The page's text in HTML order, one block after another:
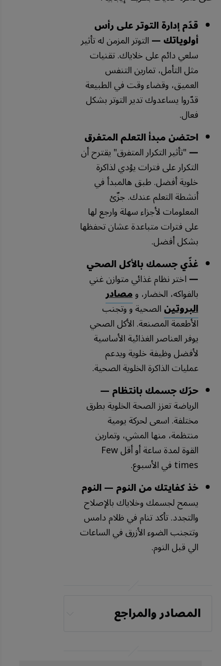
قدّم إدارة التوتر على رأس
أولوياتك —التوتر المزمن له تأثير
سلعي دائم على خلاياك. تقنيات
مثل التأمل، تمارين التنفس
العميق، وقضاء وقت في الطبيعة
قدّروا يساعدوك تدير التوتر بشكل
فعال.
احتضن مبدأ التعلم المتفرق
—"تأثير التكرار المتفرق" يقترح أن
التكرار على فترات يؤدي لذاكرة
خلوية أفضل. طبق هالمبدأ في
أنشطة التعلم عندك. جزّئ
المعلومات لأجزاء سهلة وارجع لها
على فترات متباعدة عشان تحفظها
بشكل أفضل.
غذّي جسمك بالأكل الصحي
—اختر نظام غذائي متوازن غني
بالفواكه، الخضار، ومصادر
البروتينالصحية و وتجنب
الأطعمة المصنعة. الأكل الصحي
يوفر العناصر الغذائية الأساسية
لأفضل وظيفة خلوية ويدعم
عمليات الذاكرة الخلوية الصحية.
حرّك جسمك بانتظام —
الرياضة تعزز الصحة الخلوية بطرق
مختلفة. اسعى لحركة يومية
منتظمة، منها المشي، وتمارين
القوة لمدة ساعة أو أقل Few
times في الأسبوع.
خذ كفايتك من النوم —النوم
يسمح لجسمك وخلاياك بالإصلاح
والتجدد. تأكد تنام في ظلام دامس
وتتجنب الضوء الأزرق في الساعات
الي قبل النوم.
المصادر والمراجع